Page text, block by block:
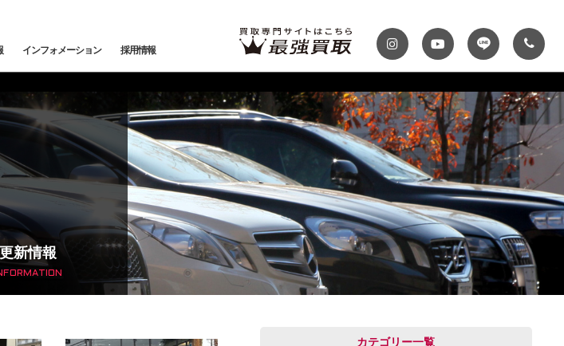
BMW ALPINA MINI Audi
JAGUAR MASERATI VOLVO
納車前点検・整備 メンテナンスパック 自動車保険
ご納車までの流れ
鈑金塗装 カーディテール
アライメント測定・調整
トップランク杉並
トップランク千葉
サービスファクトリー
トップランク神戸
ROKKO i PARK
インフォメーション
サービスブログ トップランク・マガジン
採用情報
更新情報
カテゴリー一覧